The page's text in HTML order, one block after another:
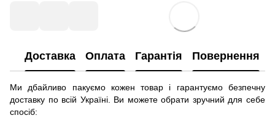
Доставка Оплата Гарантія Повернення
Ми дбайливо пакуємо кожен товар і гарантуємо безпечну
доставку по всій Україні. Ви можете обрати зручний для себе
спосіб: